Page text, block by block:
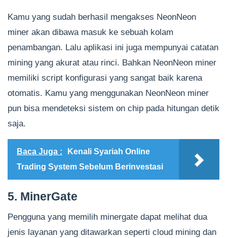
Kamu yang sudah berhasil mengakses NeonNeon
miner akan dibawa masuk ke sebuah kolam
penambangan. Lalu aplikasi ini juga mempunyai catatan
mining yang akurat atau rinci. Bahkan NeonNeon miner
memiliki script konfigurasi yang sangat baik karena
otomatis. Kamu yang menggunakan NeonNeon miner
pun bisa mendeteksi sistem on chip pada hitungan detik
saja.
Baca Juga :
Kenali Syariah Online
Trading System Sebelum Berinvestasi
5. MinerGate
Pengguna yang memilih minergate dapat melihat dua
jenis layanan yang ditawarkan seperti cloud mining dan